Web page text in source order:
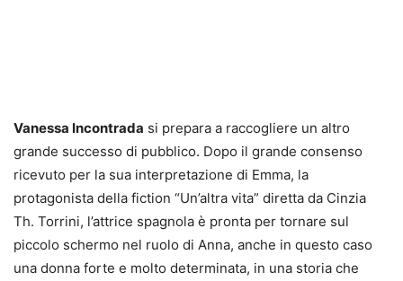
Vanessa Incontrada si prepara a raccogliere un altro
grande successo di pubblico. Dopo il grande consenso
ricevuto per la sua interpretazione di Emma, la
protagonista della fiction “Un’altra vita” diretta da Cinzia
Th. Torrini, l’attrice spagnola è pronta per tornare sul
piccolo schermo nel ruolo di Anna, anche in questo caso
una donna forte e molto determinata, in una storia che